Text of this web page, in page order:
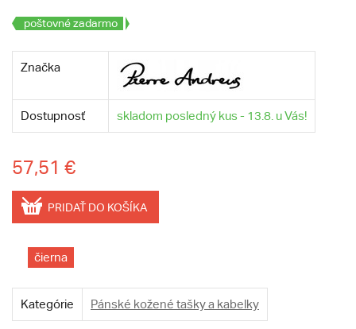
poštovné zadarmo
Značka
Dostupnosť skladom posledný kus - 13.8. u Vás!
57,51 €
PRIDAŤ DO KOŠÍKA
čierna
Kategórie Pánské kožené tašky a kabelky